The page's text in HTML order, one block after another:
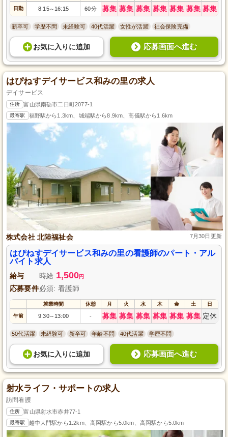
日勤 8:15～ 16:15 60分 募集 募集 募集 募集 募集 募集 募集
新卒可 学歴不問 未経験可 40代活躍 女性が活躍 社会保険完備
お気に入り に追加 応募画面へ進む
はぴねすデイサービス和みの里の求人
デイサービス
住所 富山県南砺市二日町2077-1
最寄駅 福野駅から1.3km、城端駅から8.9km、高儀駅から1.6km
株式会社 北陸福祉会 7月30日更新
はぴねすデイサービス和みの里の看護師のパート・アル
バイト求人
給与 時給 1,500円
応募要件必須: 看護師
就業時間 休憩 月 火 水 木 金 土 日
午前 9:30～ 13:00 - 募集 募集 募集 募集 募集 募集 定休
50代活躍 未経験可 新卒可 年齢不問 40代活躍 学歴不問
お気に入り に追加 応募画面へ進む
射水ライフ・サポートの求人
訪問看護
住所 富山県射水市赤井77-1
最寄駅 越中大門駅から1.2km、高岡駅から5.0km、高岡駅から5.0km